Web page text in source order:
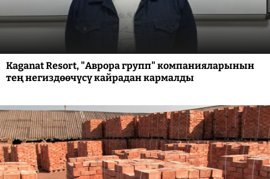
Kaganat Resort, "Аврора групп" компанияларынын
тең негиздөөчүсү кайрадан кармалды